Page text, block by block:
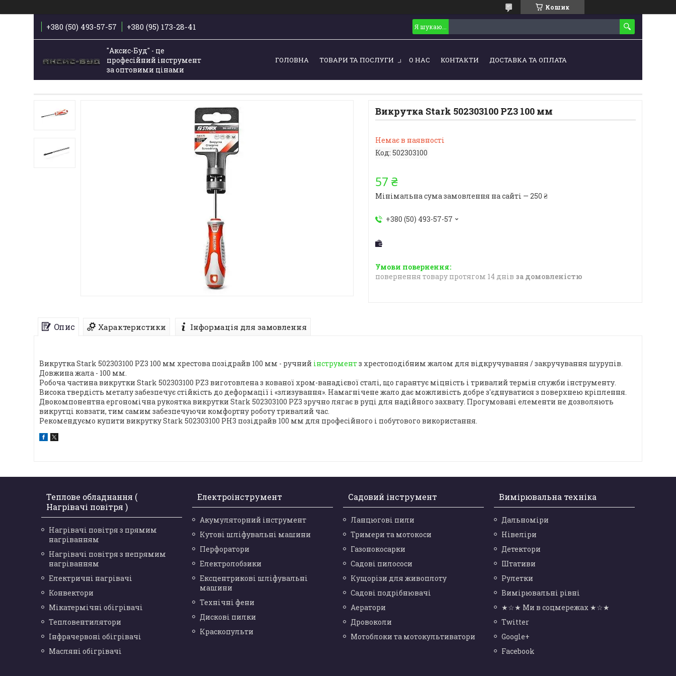
Кошик
+380 (50) 493-57-57 +380 (95) 173-28-41
"Аксис-Буд" - це
професійний інструмент
за оптовими цінами
ГОЛОВНА ТОВАРИ ТА ПОСЛУГИ О НАС КОНТАКТИ ДОСТАВКА ТА ОПЛАТА
Викрутка Stark 502303100 PZ3 100 мм
Немає в наявності
Код: 502303100
57 ₴
Мінімальна сума замовлення на сайті — 250 ₴
+380 (50) 493-57-57
повернення товару протягом 14 днів за домовленістю
Опис Характеристики Інформація для замовлення
Викрутка Stark 502303100 PZ3 100 мм хрестова позідрайв 100 мм - ручний інструментз хрестоподібним жалом для відкручування / закручування шурупів.
Довжина жала - 100 мм.
Робоча частина викрутки Stark 502303100 PZ3 виготовлена з кованої хром-ванадієвої сталі, що гарантує міцність і тривалий термін служби інструменту.
Висока твердість металу забезпечує стійкість до деформації і «злизування». Намагнічене жало дає можливість добре з'єднуватися з поверхнею кріплення.
Двокомпонентна ергономічна рукоятка викрутки Stark 502303100 PZ3 зручно лягає в руці для надійного захвату. Прогумовані елементи не дозволяють
викрутці ковзати, тим самим забезпечуючи комфортну роботу тривалий час.
Рекомендуємо купити викрутку Stark 502303100 PH3 позідрайв 100 мм для професійного і побутового використання.
Теплове обладнання (
Нагрівачі повітря )
Нагрівачі повітря з прямим
нагріванням
Нагрівачі повітря з непрямим
нагріванням
Електричні нагрівачі
Конвектори
Мікатермічні обігрівачі
Тепловентилятори
Інфрачервоні обігрівачі
Масляні обігрівачі
Електроінструмент
Акумуляторний інструмент
Кутові шліфувальні машини
Перфоратори
Електролобзики
Ексцентрикові шліфувальні
машини
Технічні фени
Дискові пилки
Краскопульти
Садовий інструмент
Ланцюгові пили
Тримери та мотокоси
Газонокосарки
Садові пилососи
Кущорізи для живоплоту
Садові подрібнювачі
Аератори
Дровоколи
Мотоблоки та мотокультиватори
Вимірювальна техніка
Дальноміри
Нівеліри
Детектори
Штативи
Рулетки
Вимірювальні рівні
★☆★ Ми в соцмережах ★☆★
Twitter
Google+
Facebook